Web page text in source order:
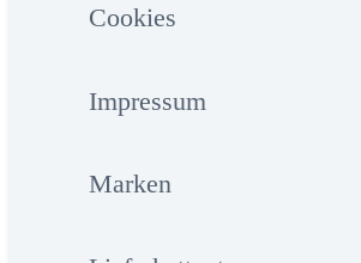
Cookies
Impressum
Marken